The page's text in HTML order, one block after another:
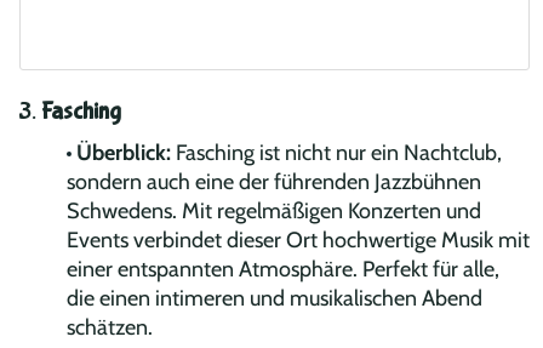
3. Fasching
Überblick: Fasching ist nicht nur ein Nachtclub,
sondern auch eine der führenden Jazzbühnen
Schwedens. Mit regelmäßigen Konzerten und
Events verbindet dieser Ort hochwertige Musik mit
einer entspannten Atmosphäre. Perfekt für alle,
die einen intimeren und musikalischen Abend
schätzen.